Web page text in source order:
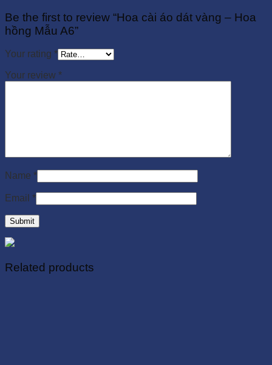
Be the first to review “Hoa cài áo dát vàng – Hoa
hồng Mẫu A6”
Your rating *
Your review *
Name *
Email *
Related products